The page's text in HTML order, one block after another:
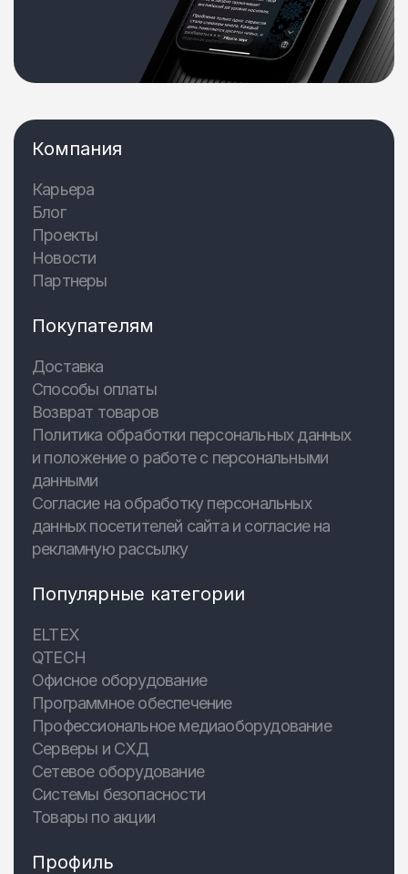
Компания
Карьера
Блог
Проекты
Новости
Партнеры
Покупателям
Доставка
Способы оплаты
Возврат товаров
Политика обработки персональных данных
и положение о работе с персональными
данными
Согласие на обработку персональных
данных посетителей сайта и согласие на
рекламную рассылку
Популярные категории
ELTEX
QTECH
Офисное оборудование
Программное обеспечение
Профессиональное медиаоборудование
Серверы и СХД
Сетевое оборудование
Системы безопасности
Товары по акции
Профиль